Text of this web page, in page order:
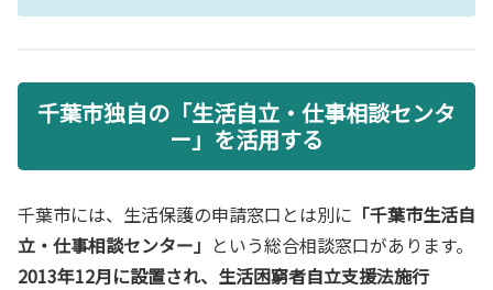
千葉市独自の「生活自立・仕事相談センタ
ー」を活用する
千葉市には、生活保護の申請窓口とは別に 「千葉市生活自
立・仕事相談センター」 という総合相談窓口があります。
2013年12月に設置され、生活困窮者自立支援法施行